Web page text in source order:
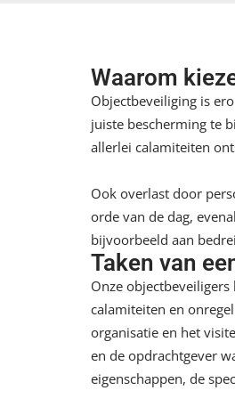
Waarom
Objectbeveiliging is
juiste bescherming te
allerlei calamiteiten
Ook overlast door
orde van de dag,
bijvoorbeeld aan
Taken van
Onze
calamiteiten en
organisatie en het
en de opdrachtgever
eigenschappen, de